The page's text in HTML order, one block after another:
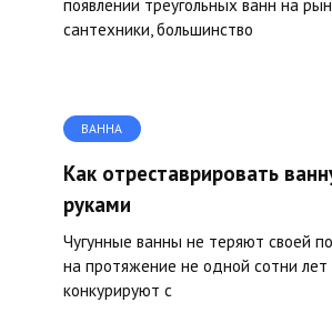
появлении треугольных ванн на
сантехники, большинство
ВАННА
Как отреставрировать
руками
Чугунные ванны не теряют своей
на протяжение не одной сотни
конкурируют с